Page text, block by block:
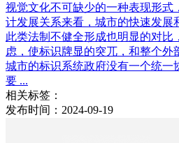
视觉文化不可缺少的一种表现形式
计发展关系来看，城市的快速发展
此类法制不健全形成也明显的对比
虑，使标识牌显的突兀，和整个外
城市的标识系统政府没有一个统一
要 ...
相关标签：
发布时间：2024-09-19